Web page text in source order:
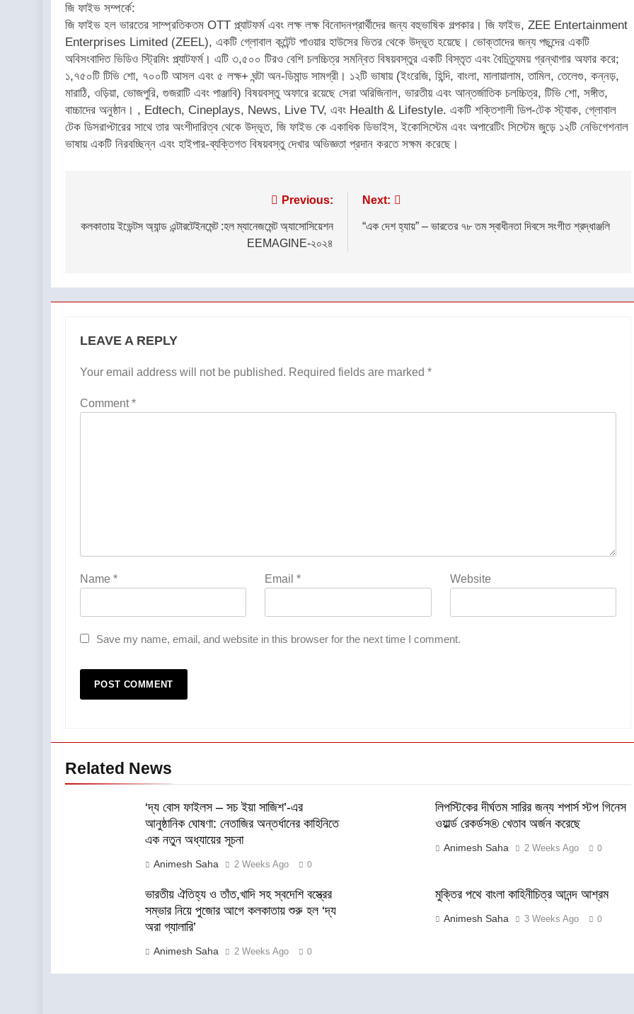
জি ফাইভ সম্পর্কে:
জি ফাইভ হল ভারতের সাম্প্রতিকতম OTT প্ল্যাটফর্ম এবং লক্ষ লক্ষ বিনোদনপ্রার্থীদের জন্য বহুভাষিক গল্পকার। জি ফাইভ, ZEE Entertainment
Enterprises Limited (ZEEL), একটি গ্লোবাল কন্টেন্ট পাওয়ার হাউসের ভিতর থেকে উদ্ভূত হয়েছে। ভোক্তাদের জন্য পছন্দের একটি
অবিসংবাদিত ভিডিও স্ট্রিমিং প্ল্যাটফর্ম। এটি ৩,৫০০ টিরও বেশি চলচ্চিত্র সমন্বিত বিষয়বস্তুর একটি বিস্তৃত এবং বৈচিত্র্যময় গ্রন্থাগার অফার করে;
১,৭৫০টি টিভি শো, ৭০০টি আসল এবং ৫ লক্ষ+ ঘন্টা অন-ডিমান্ড সামগ্রী। ১২টি ভাষায় (ইংরেজি, হিন্দি, বাংলা, মালায়ালাম, তামিল, তেলেগু, কন্নড়,
মারাঠি, ওড়িয়া, ভোজপুরি, গুজরাটি এবং পাঞ্জাবি) বিষয়বস্তু অফারে রয়েছে সেরা অরিজিনাল, ভারতীয় এবং আন্তর্জাতিক চলচ্চিত্র, টিভি শো, সঙ্গীত,
বাচ্চাদের অনুষ্ঠান। , Edtech, Cineplays, News, Live TV, এবং Health & Lifestyle. একটি শক্তিশালী ডিপ-টেক স্ট্যাক, গ্লোবাল
টেক ডিসরাপ্টারের সাথে তার অংশীদারিত্ব থেকে উদ্ভূত, জি ফাইভ কে একাধিক ডিভাইস, ইকোসিস্টেম এবং অপারেটিং সিস্টেম জুড়ে ১২টি নেভিগেশনাল
ভাষায় একটি নিরবচ্ছিন্ন এবং হাইপার-ব্যক্তিগত বিষয়বস্তু দেখার অভিজ্ঞতা প্রদান করতে সক্ষম করেছে।
navigation
Previous:
কলকাতায় ইভেন্টস অ্যান্ড এন্টারটেইনমেন্ট :হল ম্যানেজমেন্ট অ্যাসোসিয়েশন
EEMAGINE-২০২৪
Next:
“এক দেশ হ্যায়” – ভারতের ৭৮ তম স্বাধীনতা দিবসে সংগীত শ্রদ্ধাঞ্জলি
LEAVE A REPLY
Your email address will not be published. Required fields are marked *
Comment*
Name * Email* Website
Save my name, email, and website in this browser for the next time I comment.
Related News
‘দ্য বোস ফাইলস – সচ ইয়া সাজিশ’-এর
আনুষ্ঠানিক ঘোষণা: নেতাজির অন্তর্ধানের কাহিনিতে
এক নতুন অধ্যায়ের সূচনা
Animesh Saha 2 Weeks Ago 0
লিপস্টিকের দীর্ঘতম সারির জন্য শপার্স স্টপ গিনেস
ওয়ার্ল্ড রেকর্ডস® খেতাব অর্জন করেছে
Animesh Saha 2 Weeks Ago 0
ভারতীয় ঐতিহ্য ও তাঁত,খাদি সহ স্বদেশি বস্ত্রের
সম্ভার নিয়ে পুজোর আগে কলকাতায় শুরু হল ‘দ্য
অরা গ্যালারি’
Animesh Saha 2 Weeks Ago 0
মুক্তির পথে বাংলা কাহিনীচিত্র আনন্দ আশ্রম
Animesh Saha 3 Weeks Ago 0